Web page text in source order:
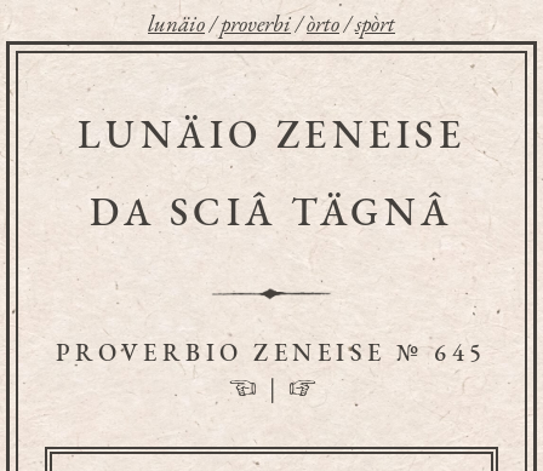
lunäio/proverbi/òrto/spòrt
LUNÄIO ZENEISE
DA SCIÂ TÄGNÂ
PROVERBIO ZENEISE № 645
☜ | ☞